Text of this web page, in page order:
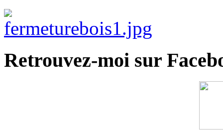
Retrouvez-moi sur